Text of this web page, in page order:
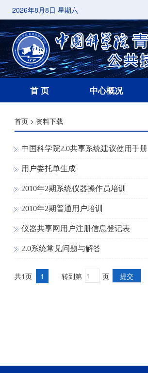
2026年8月8日 星期六
首 页 中心概况
首页 > 资料下载
中国科学院2.0共享系统建议使用手册
用户委托单生成
2010年2期系统仪器操作员培训
2010年2期普通用户培训
仪器共享网用户注册信息登记表
2.0系统常见问题与解答
共1页 1 转到第 页